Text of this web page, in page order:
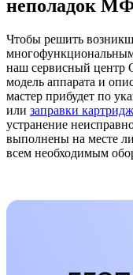
неполадок
Чтобы решить
многофункциональным
наш сервисный
модель аппарата и
мастер прибудет по
или заправки
устранение
выполнены на месте
всем необходимым